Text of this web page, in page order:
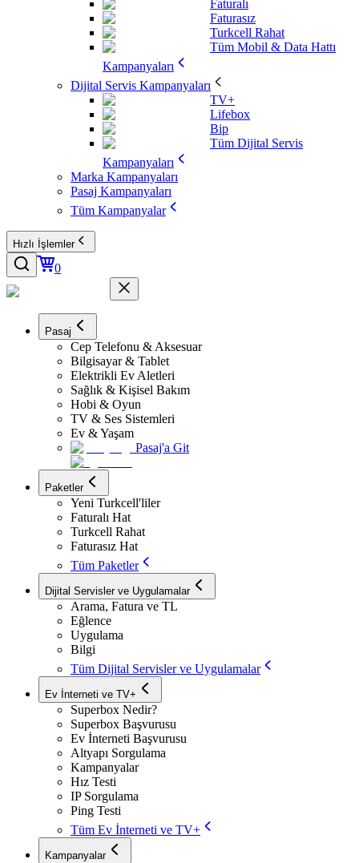
Faturalı
Faturasız
Turkcell Rahat
Tüm Mobil & Data Hattı
Kampanyaları
Dijital Servis Kampanyaları
TV+
Lifebox
Bip
Tüm Dijital Servis
Kampanyaları
Marka Kampanyaları
Pasaj Kampanyaları
Tüm Kampanyalar
Hızlı İşlemler
0
Pasaj
Cep Telefonu & Aksesuar
Bilgisayar & Tablet
Elektrikli Ev Aletleri
Sağlık & Kişisel Bakım
Hobi & Oyun
TV & Ses Sistemleri
Ev & Yaşam
Pasaj'a Git
Paketler
Yeni Turkcell'liler
Faturalı Hat
Turkcell Rahat
Faturasız Hat
Tüm Paketler
Dijital Servisler ve Uygulamalar
Arama, Fatura ve TL
Eğlence
Uygulama
Bilgi
Tüm Dijital Servisler ve Uygulamalar
Ev İnterneti ve TV+
Superbox Nedir?
Superbox Başvurusu
Ev İnterneti Başvurusu
Altyapı Sorgulama
Kampanyalar
Hız Testi
IP Sorgulama
Ping Testi
Tüm Ev İnterneti ve TV+
Kampanyalar